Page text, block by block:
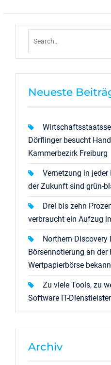
Neueste
Dörflinger besucht
Kammerbezirk Freiburg
Vernetzung in
der Zukunft sind grün-
Drei bis zehn
verbraucht ein Aufzug
Northern
Börsennotierung an der
Wertpapierbörse
Zu viele Tools, zu
Software IT-
Archiv